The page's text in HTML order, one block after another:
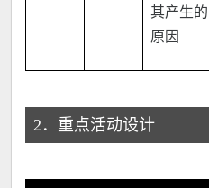
其产生的
原因
2．重点活动设计